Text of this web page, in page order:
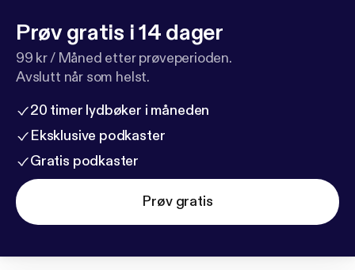
Prøv gratis i 14 dager
99 kr / Måned etter prøveperioden.
Avslutt når som helst.
20 timer lydbøker i måneden
Eksklusive podkaster
Gratis podkaster
Prøv gratis